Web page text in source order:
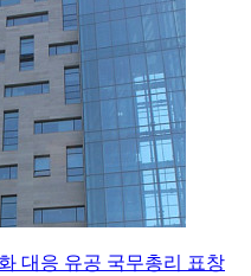
대응 유공 국무총리 표창